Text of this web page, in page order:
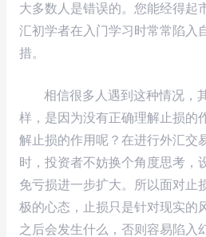
大多数人是错误的。您能经得起
汇初学者在入门学习时常常陷入
措。
相信很多人遇到这种情况，
样，是因为没有正确理解止损的
解止损的作用呢？在进行外汇交
时，投资者不妨换个角度思考，
免亏损进一步扩大。所以面对止
极的心态，止损只是针对现实的
之后会发生什么，否则容易陷入